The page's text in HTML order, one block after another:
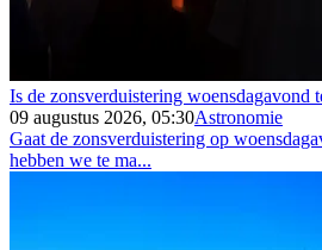
Is de zonsverduistering woensdagavond
09 augustus 2026, 05:30Astronomie
Gaat de zonsverduistering op
hebben we te ma...